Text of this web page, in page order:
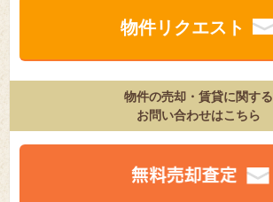
物件リクエスト
物件の売却・賃貸に関する
お問い合わせはこちら